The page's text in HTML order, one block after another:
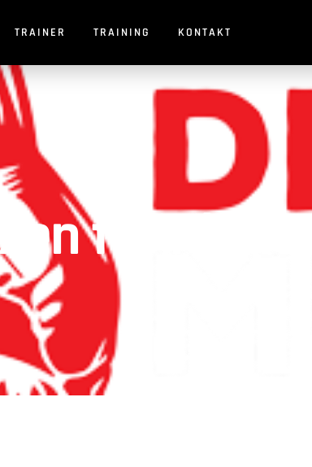
TRAINER TRAINING KONTAKT
für